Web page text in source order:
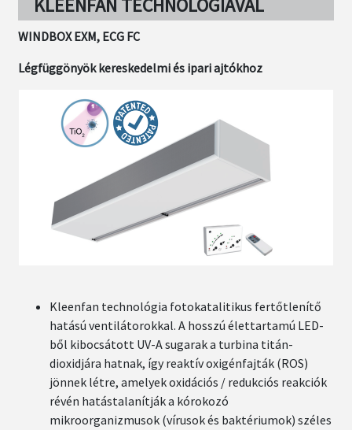
KLEENFAN TECHNOLÓGIÁVAL
WINDBOX EXM, ECG FC
Légfüggönyök kereskedelmi és ipari ajtókhoz
Kleenfan technológia fotokatalitikus fertőtlenítő
hatású ventilátorokkal. A hosszú élettartamú LED-
ből kibocsátott UV-A sugarak a turbina titán-
dioxidjára hatnak, így reaktív oxigénfajták (ROS)
jönnek létre, amelyek oxidációs / redukciós reakciók
révén hatástalanítják a kórokozó
mikroorganizmusok (vírusok és baktériumok) széles